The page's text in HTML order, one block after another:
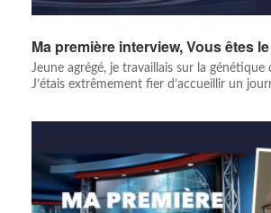
Ma première interview, Vous êtes
Jeune agrégé, je travaillais sur la génétique
J’étais extrêmement fier d’accueillir un